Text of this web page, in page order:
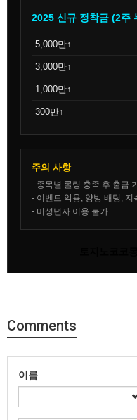
2025 신규 정착금 (2주
5,000만↑
3,000만↑
1,000만↑
300만↑
주의 사항
- 종목별 롤링 충족 후 출금
- 이벤트 악용, 양방 배팅,
- 미성년자 이용 불가
Comments
이름